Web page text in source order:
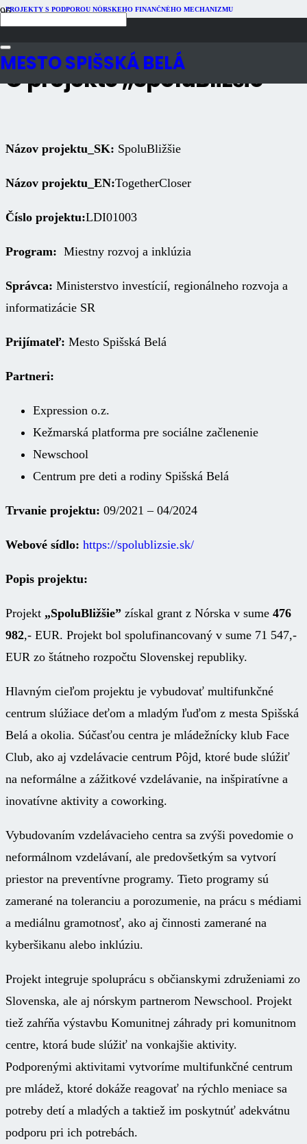
MESTO SPIŠSKÁ BELÁ
PROJEKTY S PODPOROU NÓRSKEHO FINANČNÉHO MECHANIZMU
O projekte ,,SpoluBližšie“
Názov projektu_SK: SpoluBližšie
Názov projektu_EN:TogetherCloser
Číslo projektu:LDI01003
Program: Miestny rozvoj a inklúzia
Správca: Ministerstvo investícií, regionálneho rozvoja a
informatizácie SR
Prijímateľ: Mesto Spišská Belá
Partneri:
Expression o.z.
Kežmarská platforma pre sociálne začlenenie
Newschool
Centrum pre deti a rodiny Spišská Belá
Trvanie projektu: 09/2021 – 04/2024
Webové sídlo: https://spolublizsie.sk/
Popis projektu:
Projekt „SpoluBližšie” získal grant z Nórska v sume 476
982,- EUR. Projekt bol spolufinancovaný v sume 71 547,-
EUR zo štátneho rozpočtu Slovenskej republiky.
Hlavným cieľom projektu je vybudovať multifunkčné
centrum slúžiace deťom a mladým ľuďom z mesta Spišská
Belá a okolia. Súčasťou centra je mládežnícky klub Face
Club, ako aj vzdelávacie centrum Pôjd, ktoré bude slúžiť
na neformálne a zážitkové vzdelávanie, na inšpiratívne a
inovatívne aktivity a coworking.
Vybudovaním vzdelávacieho centra sa zvýši povedomie o
neformálnom vzdelávaní, ale predovšetkým sa vytvorí
priestor na preventívne programy. Tieto programy sú
zamerané na toleranciu a porozumenie, na prácu s médiami
a mediálnu gramotnosť, ako aj činnosti zamerané na
kyberšikanu alebo inklúziu.
Projekt integruje spoluprácu s občianskymi združeniami zo
Slovenska, ale aj nórskym partnerom Newschool. Projekt
tiež zahŕňa výstavbu Komunitnej záhrady pri komunitnom
centre, ktorá bude slúžiť na vonkajšie aktivity.
Podporenými aktivitami vytvoríme multifunkčné centrum
pre mládež, ktoré dokáže reagovať na rýchlo meniace sa
potreby detí a mladých a taktiež im poskytnúť adekvátnu
podporu pri ich potrebách.